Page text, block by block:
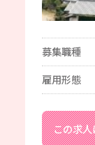
募集職種
雇用形態
この求